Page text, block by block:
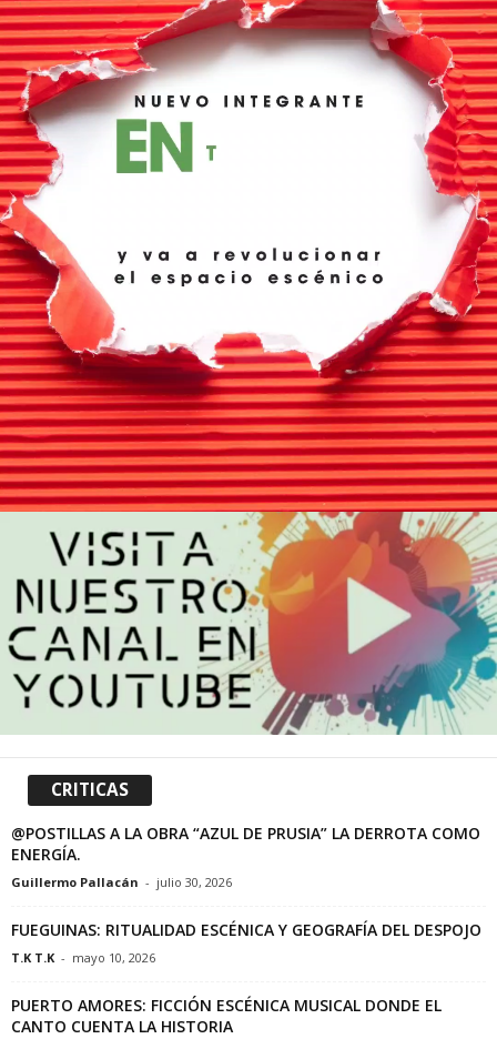
CRITICAS
@POSTILLAS A LA OBRA “AZUL DE PRUSIA” LA DERROTA COMO
ENERGÍA.
Guillermo Pallacán - julio 30, 2026
FUEGUINAS: RITUALIDAD ESCÉNICA Y GEOGRAFÍA DEL DESPOJO
T.K T.K - mayo 10, 2026
PUERTO AMORES: FICCIÓN ESCÉNICA MUSICAL DONDE EL
CANTO CUENTA LA HISTORIA